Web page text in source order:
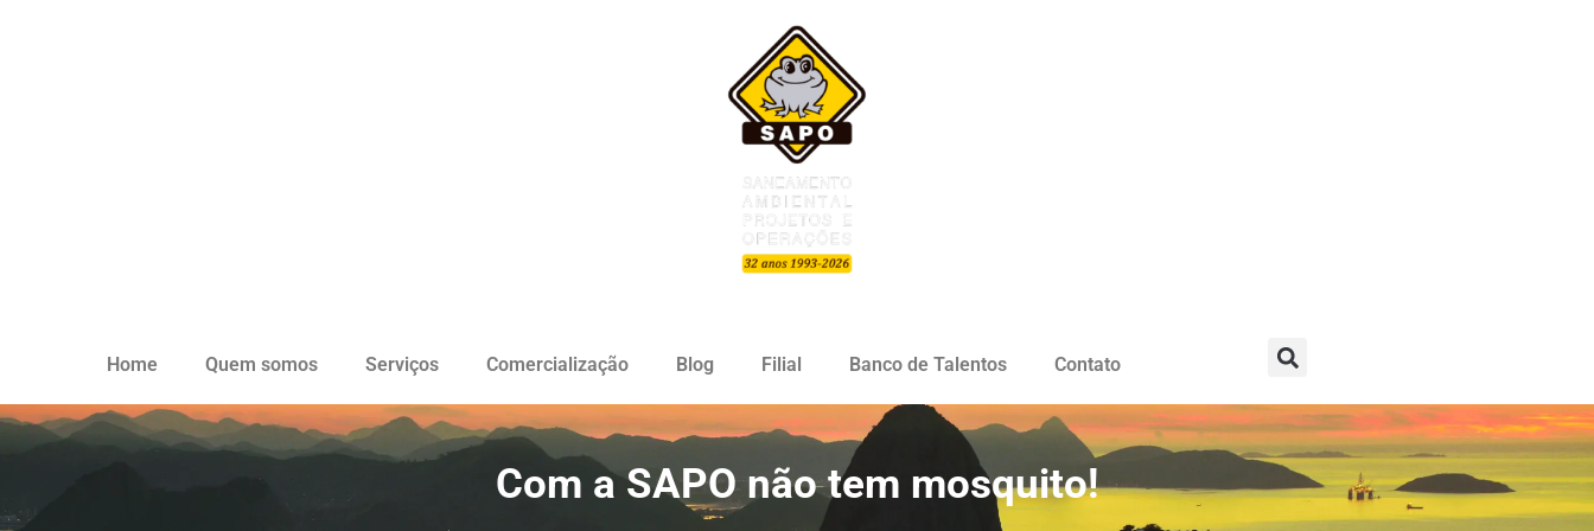
Home Quem somos Serviços Comercialização Blog Filial Banco de Talentos Contato
Com a SAPO não tem mosquito!